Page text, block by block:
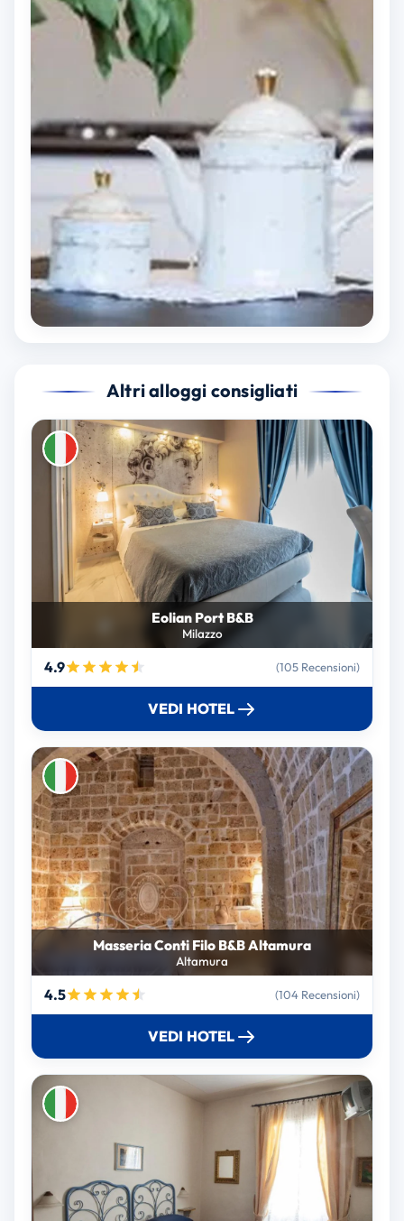
Altri alloggi consigliati
Eolian Port B&B
Milazzo
4.9 (105 Recensioni)
VEDI HOTEL
Masseria Conti Filo B&B Altamura
Altamura
4.5 (104 Recensioni)
VEDI HOTEL